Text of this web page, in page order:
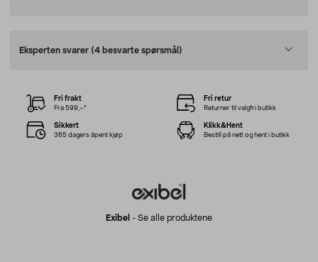
Eksperten svarer (4 besvarte spørsmål)
Exibel - Se alle produktene
Fri frakt
Fra 599,–*
Fri retur
Returner til valgfri butikk
Sikkert
365 dagers åpent kjøp
Klikk&Hent
Bestill på nett og hent i butikk